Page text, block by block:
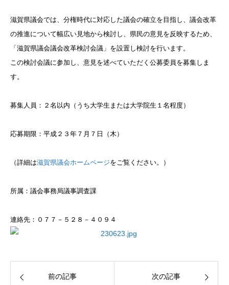
滋賀県議会では、分権時代に対応した議会の確立を目指し、議会改革
の推進について幅広い見地から検討し、県民の意見を反映するため、
「滋賀県議会議会改革検討会議」を設置し検討を行います。
この検討会議に参加し、意見を述べていただく公募委員を募集しま
す。
募集人員：２名以内（うち大学生または大学院生１名程度）
応募期限：平成２３年７月７日（木）
（詳細は滋賀県議会ホームページをご覧ください。）
所属：議会事務局議事調査課
連絡先：０７７－５２８－４０９４
前の記事 次の記事